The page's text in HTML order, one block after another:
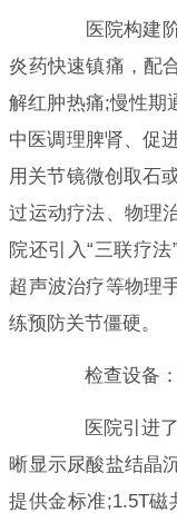
医院构建阶
炎药快速镇痛，配
解红肿热痛;慢性期
中医调理脾肾、促
用关节镜微创取石
过运动疗法、物理
院还引入“三联疗
超声波治疗等物理
练预防关节僵硬。
检查设备：
医院引进了
晰显示尿酸盐结晶
提供金标准;1.5T磁